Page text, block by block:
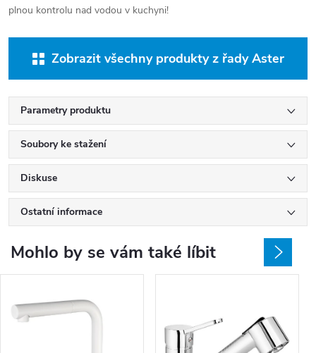
plnou kontrolu nad vodou v kuchyni!
Zobrazit všechny produkty z řady Aster
Parametry produktu
Soubory ke stažení
Diskuse
Ostatní informace
Mohlo by se vám také líbit